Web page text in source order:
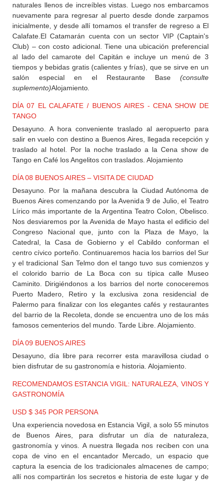
naturales llenos de increíbles vistas. Luego nos embarcamos
nuevamente para regresar al puerto desde donde zarpamos
inicialmente, y desde allí tomamos el transfer de regreso a El
Calafate.El Catamarán cuenta con un sector VIP (Captain's
Club) – con costo adicional. Tiene una ubicación preferencial
al lado del camarote del Capitán e incluye un menú de 3
tiempos y bebidas gratis (calientes y frías), que se sirve en un
salón especial en el Restaurante Base (consulte
suplemento)Alojamiento
DÍA 07 EL CALAFATE / BUENOS AIRES - CENA SHOW DE
TANGO
Desayuno. A hora conveniente traslado al aeropuerto para
salir en vuelo con destino a Buenos Aires, llegada recepción y
traslado al hotel. Por la noche traslado a la Cena show de
Tango en Café los Angelitos con traslados. Alojamiento
DÍA 08 BUENOS AIRES – VISITA DE CIUDAD
Desayuno. Por la mañana descubra la Ciudad Autónoma de
Buenos Aires comenzando por la Avenida 9 de Julio, el Teatro
Lírico más importante de la Argentina Teatro Colon, Obelisco.
Nos desviaremos por la Avenida de Mayo hasta el edificio del
Congreso Nacional que, junto con la Plaza de Mayo, la
Catedral, la Casa de Gobierno y el Cabildo conforman el
centro cívico porteño. Continuaremos hacia los barrios del Sur
y el tradicional San Telmo don el tango tuvo sus comienzos y
el colorido barrio de La Boca con su típica calle Museo
Caminito. Dirigiéndonos a los barrios del norte conoceremos
Puerto Madero, Retiro y la exclusiva zona residencial de
Palermo para finalizar con los elegantes cafés y restaurantes
del barrio de la Recoleta, donde se encuentra uno de los más
famosos cementerios del mundo. Tarde Libre. Alojamiento.
DÍA 09 BUENOS AIRES
Desayuno, día libre para recorrer esta maravillosa ciudad o
bien disfrutar de su gastronomía e historia. Alojamiento.
RECOMENDAMOS ESTANCIA VIGIL: NATURALEZA, VINOS Y
GASTRONOMÍA
USD $ 345 POR PERSONA
Una experiencia novedosa en Estancia Vigil, a solo 55 minutos
de Buenos Aires, para disfrutar un día de naturaleza,
gastronomía y vinos. A nuestra llegada nos reciben con una
copa de vino en el encantador Mercado, un espacio que
captura la esencia de los tradicionales almacenes de campo;
allí nos compartirán los secretos e historia de este lugar y de